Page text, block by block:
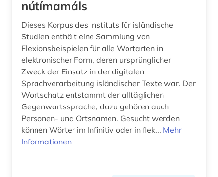
nútímamáls
Dieses Korpus des Instituts für isländische
Studien enthält eine Sammlung von
Flexionsbeispielen für alle Wortarten in
elektronischer Form, deren ursprünglicher
Zweck der Einsatz in der digitalen
Sprachverarbeitung isländischer Texte war. Der
Wortschatz entstammt der alltäglichen
Gegenwartssprache, dazu gehören auch
Personen- und Ortsnamen. Gesucht werden
können Wörter im Infinitiv oder in flek... Mehr
Informationen